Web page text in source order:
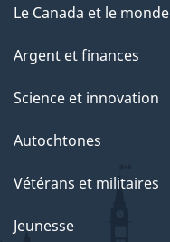
Le Canada et le monde
Argent et finances
Science et innovation
Autochtones
Vétérans et militaires
Jeunesse